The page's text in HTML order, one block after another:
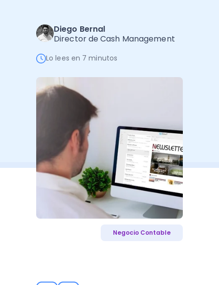
Administración Empresarial
Software Factura y Administración
Autores
Diego Bernal
Director de Cash Management
Lo lees en 7 minutos
Negocio Contable